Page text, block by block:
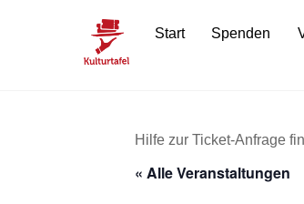
Start Spenden
Hilfe zur Ticket-Anfrage
« Alle Veranstaltungen